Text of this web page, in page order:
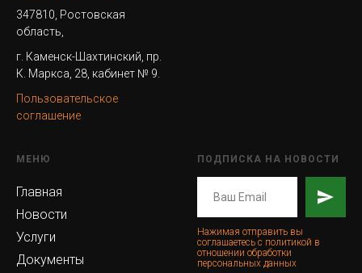
347810, Ростовская
область,
г. Каменск-Шахтинский, пр.
К. Маркса, 28, кабинет № 9.
Пользовательское
соглашение
МЕНЮ
Главная
Новости
Услуги
Документы
ПОДПИСКА НА НОВОСТИ
Нажимая отправить вы
соглашаетесь с политикой в
отношении обработки
персональных данных